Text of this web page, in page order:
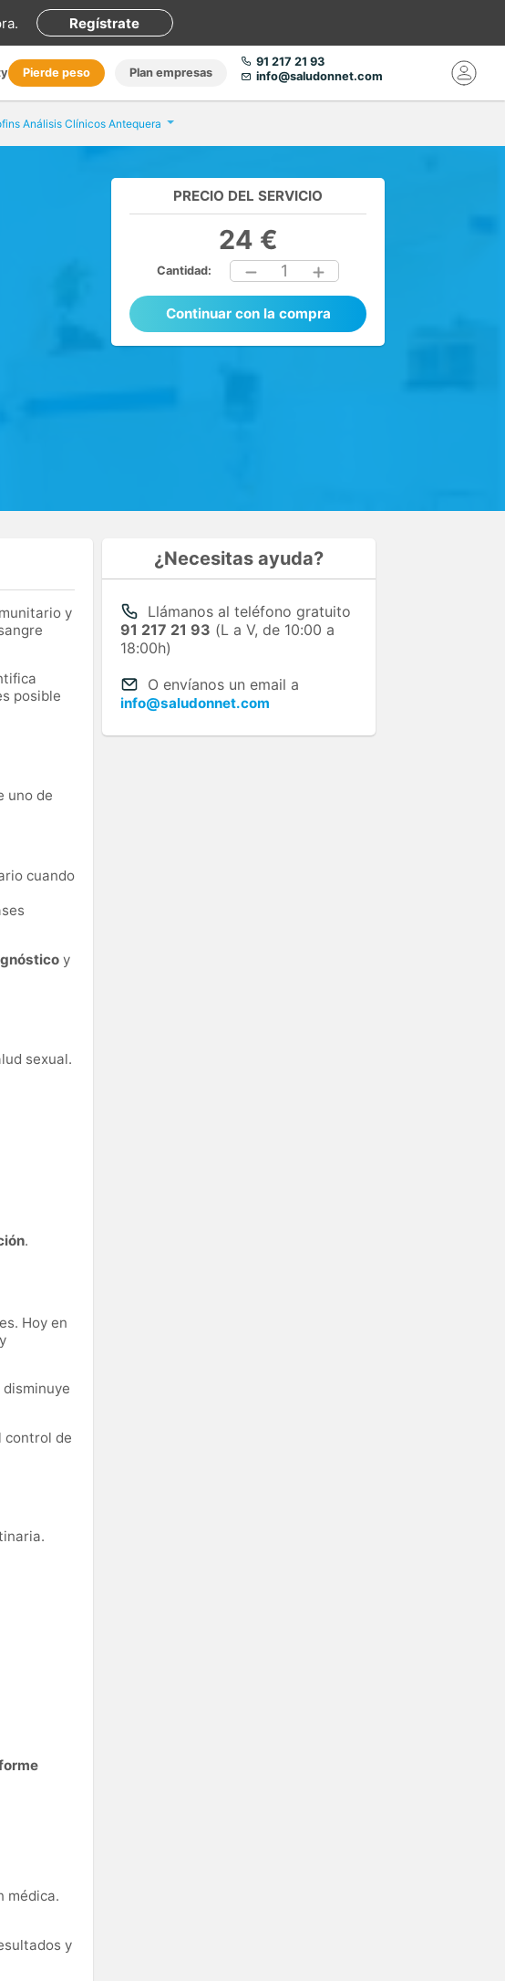
. Regístrate
Pierde peso Plan empresas
91 217 21 93
info@saludonnet.com
Análisis Clínicos Antequera
PRECIO DEL SERVICIO
24 €
Cantidad: 1
Continuar con la compra
y
posible
uno de
cuando
y
sexual.
.
Hoy en
control de
médica.
y
¿Necesitas ayuda?
Llámanos al teléfono gratuito
91 217 21 93 (L a V, de 10:00 a
18:00h)
O envíanos un email a
info@saludonnet.com